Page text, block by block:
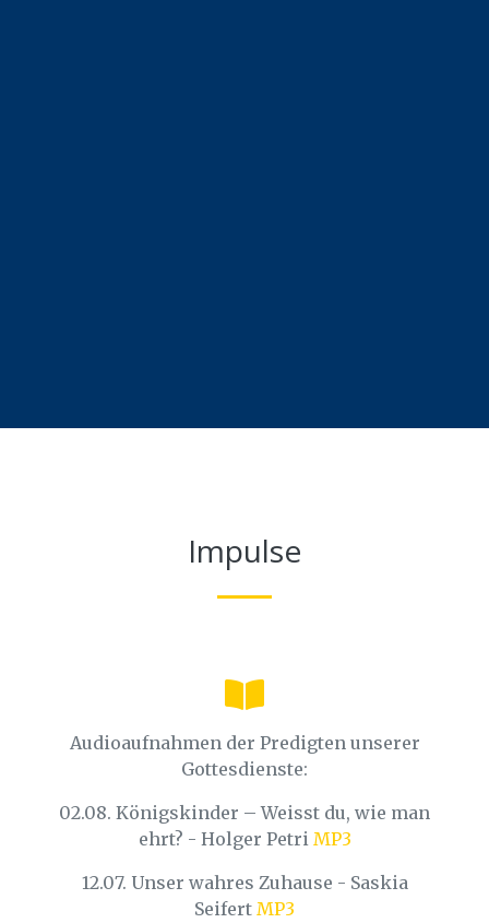
Impulse
Audioaufnahmen der Predigten unserer
Gottesdienste:
02.08. Königskinder – Weisst du, wie man
ehrt? - Holger Petri MP3
12.07. Unser wahres Zuhause - Saskia
Seifert MP3